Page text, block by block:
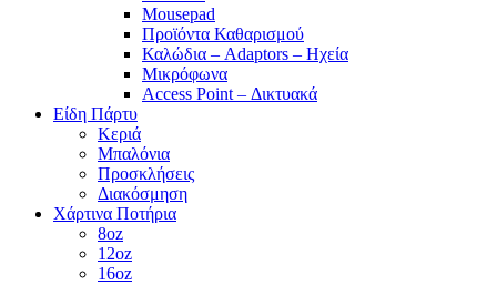
Mousepad
Προϊόντα Καθαρισμού
Καλώδια – Adaptors – Ηχεία
Μικρόφωνα
Access Point – Δικτυακά
Είδη Πάρτυ
Κεριά
Μπαλόνια
Προσκλήσεις
Διακόσμηση
Χάρτινα Ποτήρια
8oz
12oz
16oz